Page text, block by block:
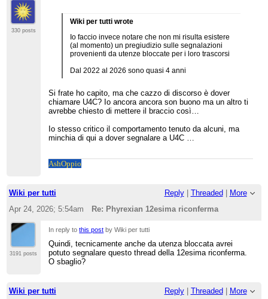
330 posts
Wiki per tutti wrote
Io faccio invece notare che non mi risulta esistere
(al momento) un pregiudizio sulle segnalazioni
provenienti da utenze bloccate per i loro trascorsi
Dal 2022 al 2026 sono quasi 4 anni
Si frate ho capito, ma che cazzo di discorso è dover
chiamare U4C? Io ancora ancora son buono ma un altro ti
avrebbe chiesto di mettere il braccio così…
Io stesso critico il comportamento tenuto da alcuni, ma
minchia di qui a dover segnalare a U4C …
AshOppio
Wiki per tutti Reply| Threaded
More
Apr 24, 2026; 5:54am
Re: Phyrexian 12esima riconferma
3191 posts
In reply tothis post by Wiki per tutti
Quindi, tecnicamente anche da utenza bloccata avrei
potuto segnalare questo thread della 12esima riconferma.
O sbaglio?
Wiki per tutti Reply| Threaded
More